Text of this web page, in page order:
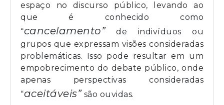
espaço no discurso público, levando ao
que é conhecido como
“cancelamento” de indivíduos ou
grupos que expressam visões consideradas
problemáticas. Isso pode resultar em um
empobrecimento do debate público, onde
apenas perspectivas consideradas
“aceitáveis” são ouvidas.